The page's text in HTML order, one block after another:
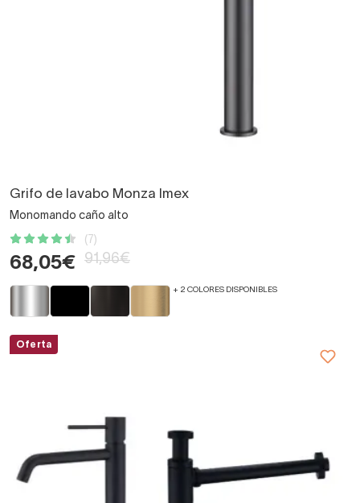
Grifo de lavabo Monza Imex
Monomando caño alto
(7)
68,05€ 91,96€
+ 2 COLORES DISPONIBLES
Oferta